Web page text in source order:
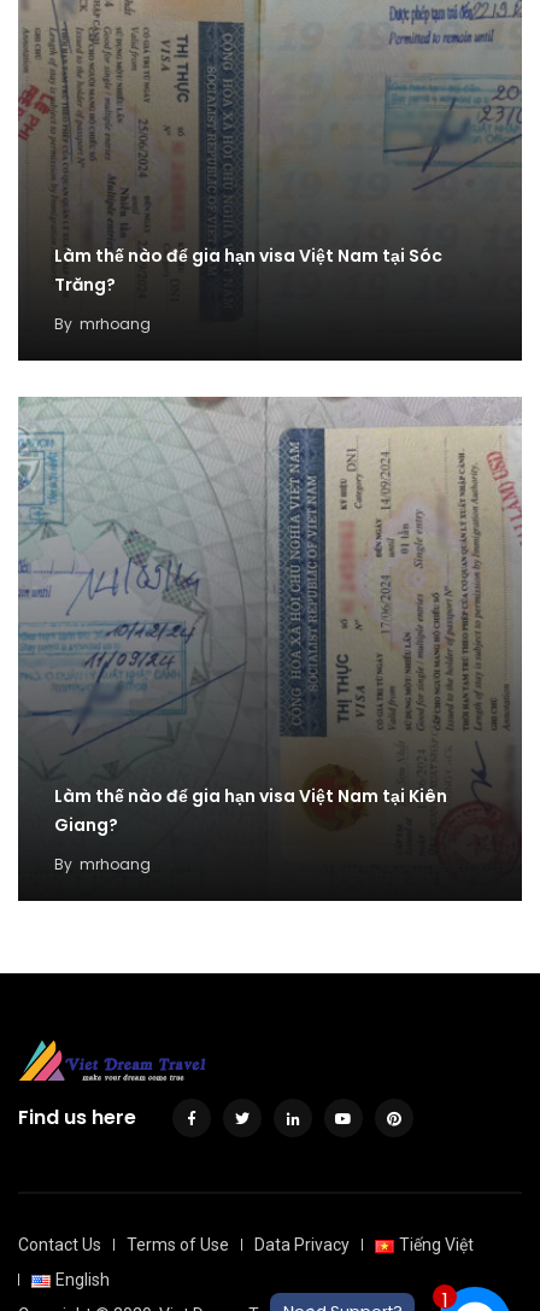
Làm thế nào để gia hạn visa Việt Nam tại Sóc
Trăng?
By mrhoang
Làm thế nào để gia hạn visa Việt Nam tại Kiên
Giang?
By mrhoang
Find us here
Contact Us Terms of Use Data Privacy
Tiếng Việt
English
1